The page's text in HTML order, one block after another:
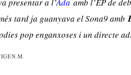
tard ja guanyava el Sona9 amb
pop enganxoses i un directe